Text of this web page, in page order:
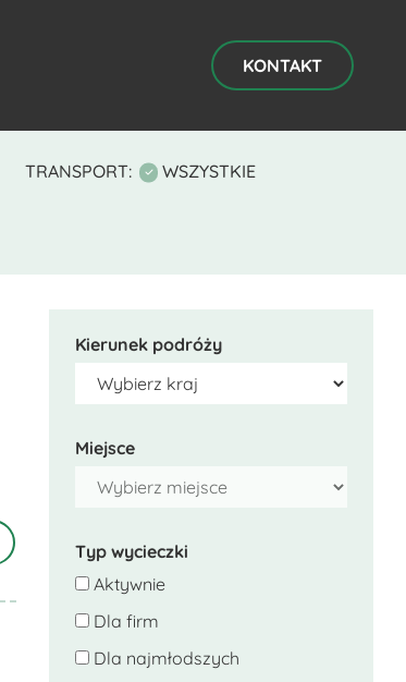
KONTAKT
TRANSPORT: WSZYSTKIE
Kierunek podróży
Miejsce
Typ wycieczki
Aktywnie
Dla firm
Dla najmłodszych